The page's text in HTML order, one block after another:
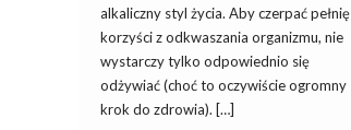
alkaliczny styl życia. Aby czerpać pełnię
korzyści z odkwaszania organizmu, nie
wystarczy tylko odpowiednio się
odżywiać (choć to oczywiście ogromny
krok do zdrowia). […]